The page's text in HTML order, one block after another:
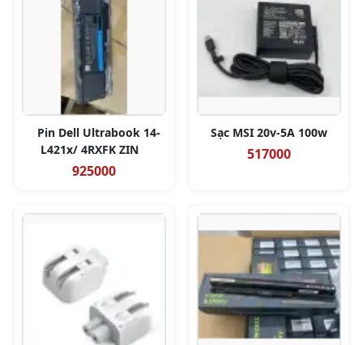
Pin Dell Ultrabook 14-
L421x/ 4RXFK ZIN
925000
Sạc MSI 20v-5A 100w
517000